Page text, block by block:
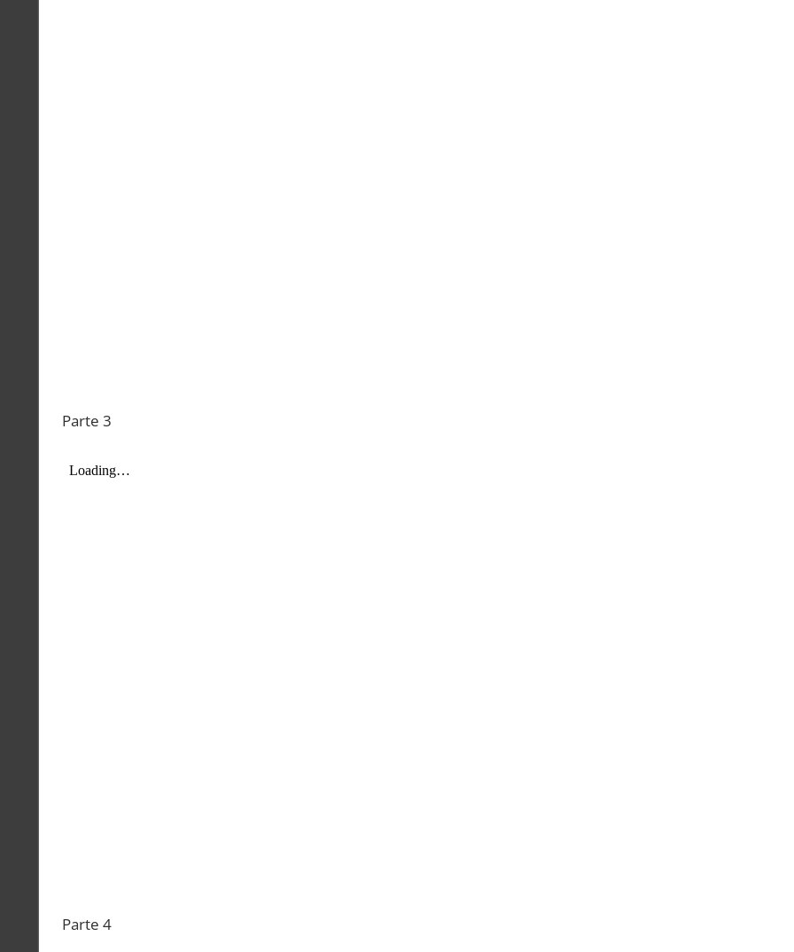
Parte 3
Parte 4